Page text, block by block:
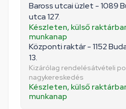
Baross utcai üzlet - 1089
utca 127.
Készleten, külső
munkanap
Központi raktár - 1152
13.
Kizárólag rendelésátvételi
nagykereskedés
Készleten, külső
munkanap